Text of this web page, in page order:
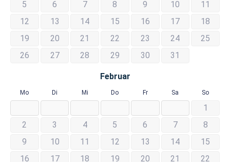
5 6 7 8 9 10
11
12
13 14 15 16 17
18
19
20 21 22 23 24
25
26
27 28 29 30 31
Februar
Mo Di Mi Do Fr Sa So
1
2
3 4 5 6 7
8
9
10 11 12 13 14
15
16
17 18 19 20 21
22